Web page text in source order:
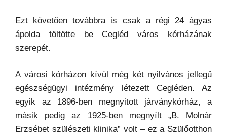
Ezt követően továbbra is csak a régi 24 ágyas
ápolda töltötte be Cegléd város kórházának
szerepét.
A városi kórházon kívül még két nyilvános jellegű
egészségügyi intézmény létezett Cegléden. Az
egyik az 1896-ben megnyitott járványkórház, a
másik pedig az 1925-ben megnyílt „B. Molnár
Erzsébet szülészeti klinika” volt – ez a Szülőotthon